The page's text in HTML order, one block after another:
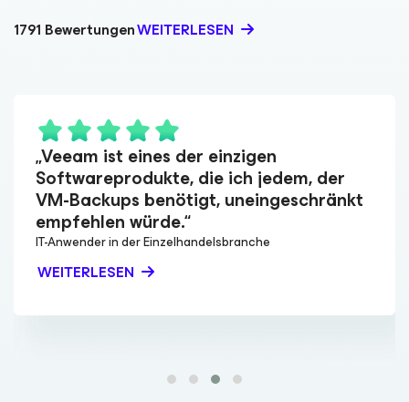
1791 BewertungenWEITERLESEN
„Veeam ist eines der einzigen
Softwareprodukte, die ich jedem, der
VM-Backups benötigt, uneingeschränkt
empfehlen würde.“
IT-Anwender in der Einzelhandelsbranche
WEITERLESEN